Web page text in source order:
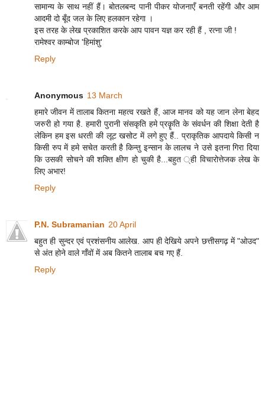
सामान्य के साथ नहीं हैं। बोतलबन्द पानी पीकर योजनाएँ बनती रहेंगी और आम
आदमी दो बूँद जल के लिए हलकान रहेगा ।
इस तरह के लेख प्रकाशित करके आप पावन यज्ञ कर रही हैं , रत्ना जी !
रामेश्वर काम्बोज 'हिमांशु'
Reply
Anonymous 13 March
हमारे जीवन में तालाब कितना महत्व रखते हैं, आज मानव को यह जान लेना बेहद
जरुरी हो गया है. हमारी पुरानी संसकृति हमे प्रकॄति के संवर्धन की शिक्षा देती है
लेकिन हम इस धरती की लूट खसोट में लगे हुए हैं.. प्राकृतिक आपदाये किसी न
किसी रुप में हमे सचेत करती है किन्तु इन्सान के लालच ने उसे इतना गिरा दिया
कि उसकी सोचने की शक्ति क्षीण हो चुकी है...बहुत ्ही विचारोत्तेजक लेख के
लिए अभार!
Reply
P.N. Subramanian 20 April
बहुत ही सुन्दर एवं प्रशंसनीय आलेख. आप ही देखिये अपने छत्तीसगढ़ में "ओउद"
से अंत होने वाले गाँवों में अब कितने तालाब बच गए हैं.
Reply